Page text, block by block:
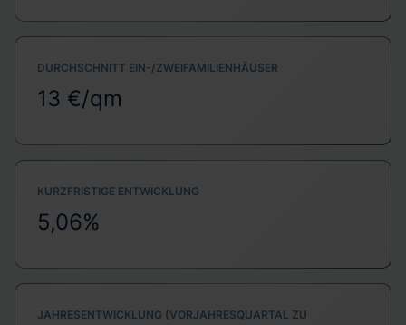
DURCHSCHNITT EIN-/ZWEIFAMILIENHÄUSER
13 €/qm
KURZFRISTIGE ENTWICKLUNG
5,06%
JAHRESENTWICKLUNG (VORJAHRESQUARTAL ZU